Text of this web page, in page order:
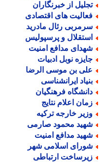
از خبرنگاران
های اقتصادی
رئال مادرید
و پرسپولیس
مدافع امنیت
نوبل ادبیات
بن موسی الرضا
ایرانشناسی
فرهنگیان
اعلام نتایج
خارجه ترکیه
محمود صارمی
مدافع امنیت
اسلامی شهر
ارتباطی